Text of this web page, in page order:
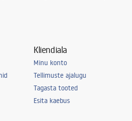
Kliendiala
Minu konto
Tellimuste ajalugu
Tagasta tooted
Esita kaebus